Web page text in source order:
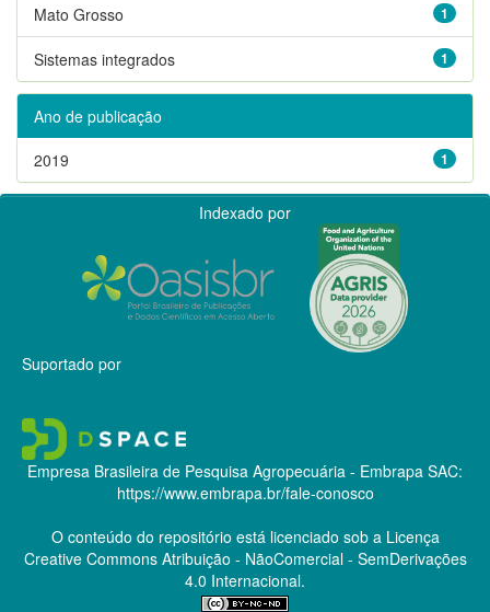
1
Mato Grosso
1
Sistemas integrados
Ano de publicação
1
2019
Indexado por
Suportado por
Empresa Brasileira de Pesquisa Agropecuária - Embrapa SAC:
https://www.embrapa.br/fale-conosco
O conteúdo do repositório está licenciado sob a Licença
Creative CommonsAtribuição - NãoComercial - SemDerivações
4.0 Internacional.